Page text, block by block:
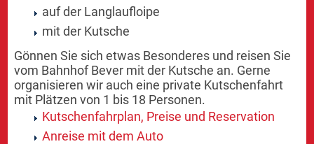
auf der Langlaufloipe
mit der Kutsche
Gönnen Sie sich etwas Besonderes und reisen Sie
vom Bahnhof Bever mit der Kutsche an. Gerne
organisieren wir auch eine private Kutschenfahrt
mit Plätzen von 1 bis 18 Personen.
Kutschenfahrplan, Preise und Reservation
Anreise mit dem Auto